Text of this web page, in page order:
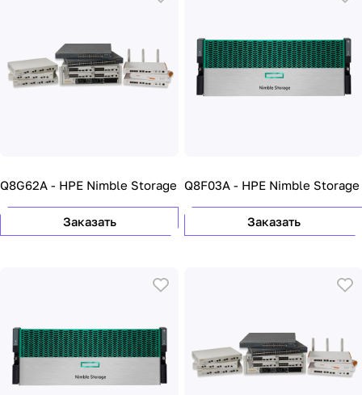
Q8G62A - HPE Nimble Storage
Заказать
Q8F03A - HPE Nimble Storage
Заказать